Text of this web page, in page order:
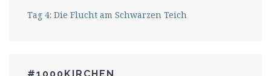
Tag 4: Die Flucht am Schwarzen Teich